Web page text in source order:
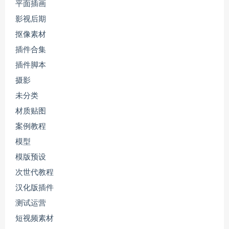
平面插画
影视后期
抠像素材
插件合集
插件脚本
摄影
未分类
材质贴图
案例教程
模型
模版预设
次世代教程
汉化版插件
测试运营
短视频素材